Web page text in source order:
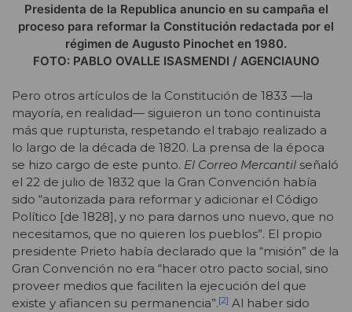
Presidenta de la Republica anuncio en su campaña el
proceso para reformar la Constitución redactada por el
régimen de Augusto Pinochet en 1980.
FOTO: PABLO OVALLE ISASMENDI / AGENCIAUNO
Pero otros artículos de la Constitución de 1833 —la
mayoría, en realidad— siguieron un tono continuista
más que rupturista, respetando el trabajo realizado a
lo largo de la década de 1820. La prensa de la época
se hizo cargo de este punto. El Correo Mercantil señaló
el 22 de julio de 1832 que la Gran Convención había
sido “autorizada para reformar y adicionar el Código
Político [de 1828], y no para darnos uno nuevo, que no
necesitamos, que no quieren los pueblos”. El propio
presidente Prieto había declarado que la “misión” de la
Gran Convención no era “hacer otro pacto social, sino
proveer medios que faciliten la ejecución del que
existe y afiancen su permanencia”.[2] Al haber sido